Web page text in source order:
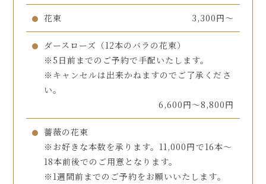
花束 3,300円～
ダースローズ（12本のバラの花束）
※5日前までのご予約で手配いたします。
※キャンセルは出来かねますのでご了承くださ
い。
6,600円～8,800円
薔薇の花束
※お好きな本数を承ります。11,000円で16本～
18本前後でのご用意となります。
※1週間前までのご予約をお願いいたします。